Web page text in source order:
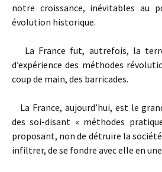
notre croissance, inévitables au
évolution historique.
La France fut, autrefois, la
d’expérience des méthodes
coup de main, des barricades.
La France, aujourd’hui, est le
des soi-disant « méthodes
proposant, non de détruire la
infiltrer, de se fondre avec elle en